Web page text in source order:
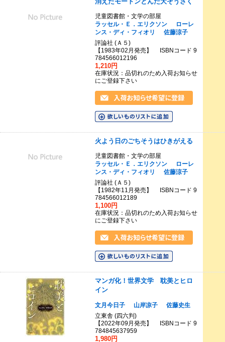
児童図書館・文学の部屋
ラッセル・Ｅ．エリクソン
ローレ
ンス・ディ・フィオリ
佐藤涼子
評論社 (Ａ５)
【1983年02月発売】 ISBNコード 9
784566012196
1,210円
在庫状況：品切れのため入荷お知らせ
にご登録下さい
火よう日のごちそうはひきがえる
児童図書館・文学の部屋
ラッセル・Ｅ．エリクソン
ローレ
ンス・ディ・フィオリ
佐藤涼子
評論社 (Ａ５)
【1982年11月発売】 ISBNコード 9
784566012189
1,100円
在庫状況：品切れのため入荷お知らせ
にご登録下さい
マンガ化！世界文学 耽美とヒロ
イン
文月今日子 山岸凉子
佐藤史生
立東舎 (四六判)
【2022年09月発売】 ISBNコード 9
784845637959
1,980円